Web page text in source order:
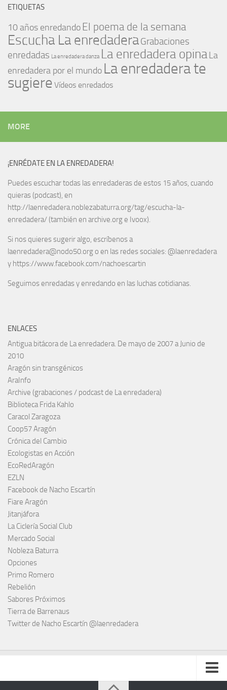
ETIQUETAS
10 años enredando El poema de la semana
Escucha La enredaderaGrabaciones
enredadas La enredadera danza La enredadera opina La
enredadera por el mundo La enredadera te
sugiere Vídeos enredados
MORE
¡ENRÉDATE EN LA ENREDADERA!
Puedes escuchar todas las enredaderas de estos 15 años, cuando
quieras (podcast), en
http://laenredadera.noblezabaturra.org/tag/escucha-la-
enredadera/ (también en archive.org e Ivoox).
Si nos quieres sugerir algo, escríbenos a
laenredadera@nodo50.org o en las redes sociales: @laenredadera
y https://www.facebook.com/nachoescartin
Seguimos enredadas y enredando en las luchas cotidianas.
ENLACES
Antigua bitácora de La enredadera. De mayo de 2007 a Junio de
2010
Aragón sin transgénicos
AraInfo
Archive (grabaciones / podcast de La enredadera)
Biblioteca Frida Kahlo
Caracol Zaragoza
Coop57 Aragón
Crónica del Cambio
Ecologistas en Acción
EcoRedAragón
EZLN
Facebook de Nacho Escartín
Fiare Aragón
Jitanjáfora
La Ciclería Social Club
Mercado Social
Nobleza Baturra
Opciones
Primo Romero
Rebelión
Sabores Próximos
Tierra de Barrenaus
Twitter de Nacho Escartín @laenredadera